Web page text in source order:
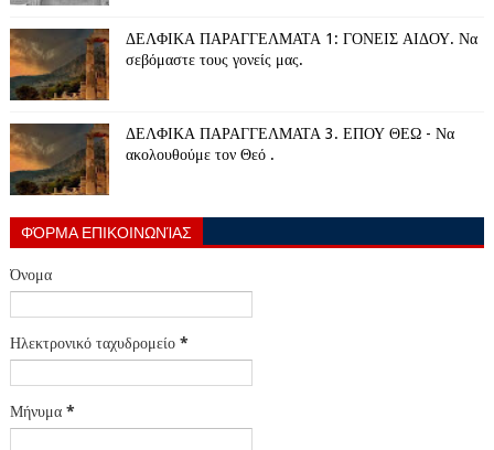
ΔΕΛΦΙΚΑ ΠΑΡΑΓΓΕΛΜΑΤΑ 1: ΓΟΝΕΙΣ ΑΙΔΟΥ. Να
σεβόμαστε τους γονείς μας.
ΔΕΛΦΙΚΑ ΠΑΡΑΓΓΕΛΜΑΤΑ 3. ΕΠΟΥ ΘΕΩ - Να
ακολουθούμε τον Θεό .
ΦΌΡΜΑ ΕΠΙΚΟΙΝΩΝΊΑΣ
Όνομα
Ηλεκτρονικό ταχυδρομείο *
Μήνυμα *